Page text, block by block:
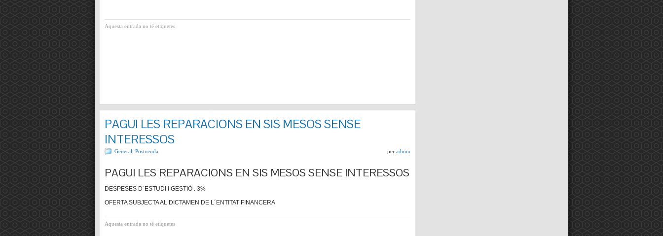
Aquesta entrada no té etiquetes
PAGUI LES REPARACIONS EN SIS MESOS SENSE
INTERESSOS
General Postvenda per admin
PAGUI LES REPARACIONS EN SIS MESOS SENSE INTERESSOS
DESPESES D´ESTUDI I GESTIÓ . 3%
OFERTA SUBJECTA AL DICTAMEN DE L´ENTITAT FINANCERA
Aquesta entrada no té etiquetes